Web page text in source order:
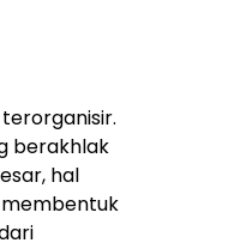
berakhlak
hal
membentuk